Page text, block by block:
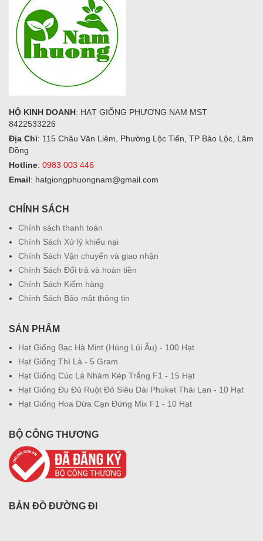
HỘ KINH DOANH: HẠT GIỐNG PHƯƠNG NAM MST
8422533226
Địa Chỉ: 115 Châu Văn Liêm, Phường Lộc Tiến, TP Bảo Lộc, Lâm
Đồng
Hotline: 0983 003 446
Email: hatgiongphuongnam@gmail.com
CHÍNH SÁCH
Chính sách thanh toán
Chính Sách Xử lý khiếu nại
Chính Sách Vận chuyển và giao nhận
Chính Sách Đổi trả và hoàn tiền
Chính Sách Kiểm hàng
Chính Sách Bảo mật thông tin
SẢN PHẨM
Hạt Giống Bạc Hà Mint (Húng Lủi Âu) - 100 Hạt
Hạt Giống Thì Là - 5 Gram
Hạt Giống Cúc Lá Nhám Kép Trắng F1 - 15 Hạt
Hạt Giống Đu Đủ Ruột Đỏ Siêu Dài Phuket Thái Lan - 10 Hạt
Hạt Giống Hoa Dừa Cạn Đứng Mix F1 - 10 Hạt
BỘ CÔNG THƯƠNG
BẢN ĐỒ ĐƯỜNG ĐI